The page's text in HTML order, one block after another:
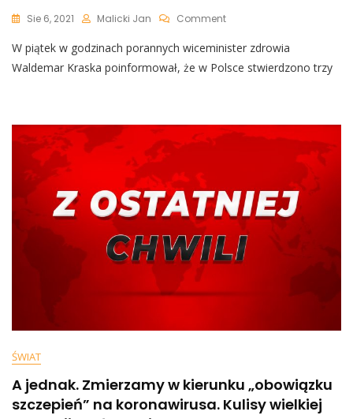
Sie 6, 2021 Malicki Jan CommentOn
Wariant
Lambda
Polsce.
Oznacza
W piątek w godzinach porannych wiceminister zdrowia
Waldemar Kraska poinformował, że w Polsce stwierdzono trzy
ŚWIAT
A jednak. Zmierzamy w kierunku „obowiązku
szczepień” na koronawirusa. Kulisy wielkiej